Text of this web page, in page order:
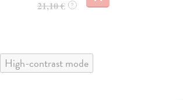
21,10 € ?
High-contrast mode